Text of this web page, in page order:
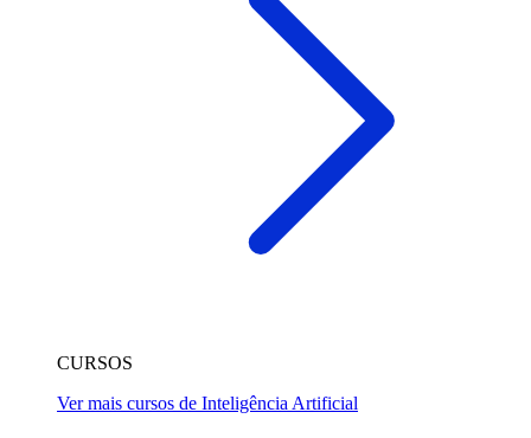
CURSOS
Ver mais cursos de Inteligência Artificial